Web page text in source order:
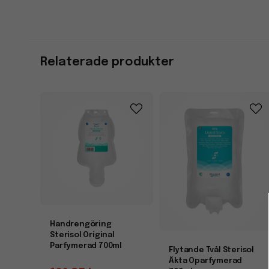
Relaterade produkter
Handrengöring
Sterisol Original
Parfymerad 700ml
Flytande Tvål Sterisol
Äkta Oparfymerad